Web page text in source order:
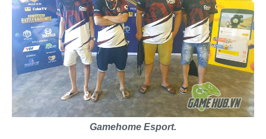
Gamehome Esport.